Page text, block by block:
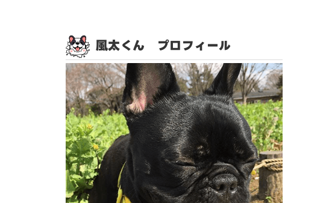
風太くん プロフィール